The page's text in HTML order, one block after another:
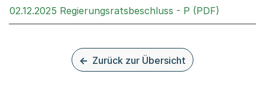
02.12.2025 Regierungsratsbeschluss - P (PDF)
Zurück zur Übersicht